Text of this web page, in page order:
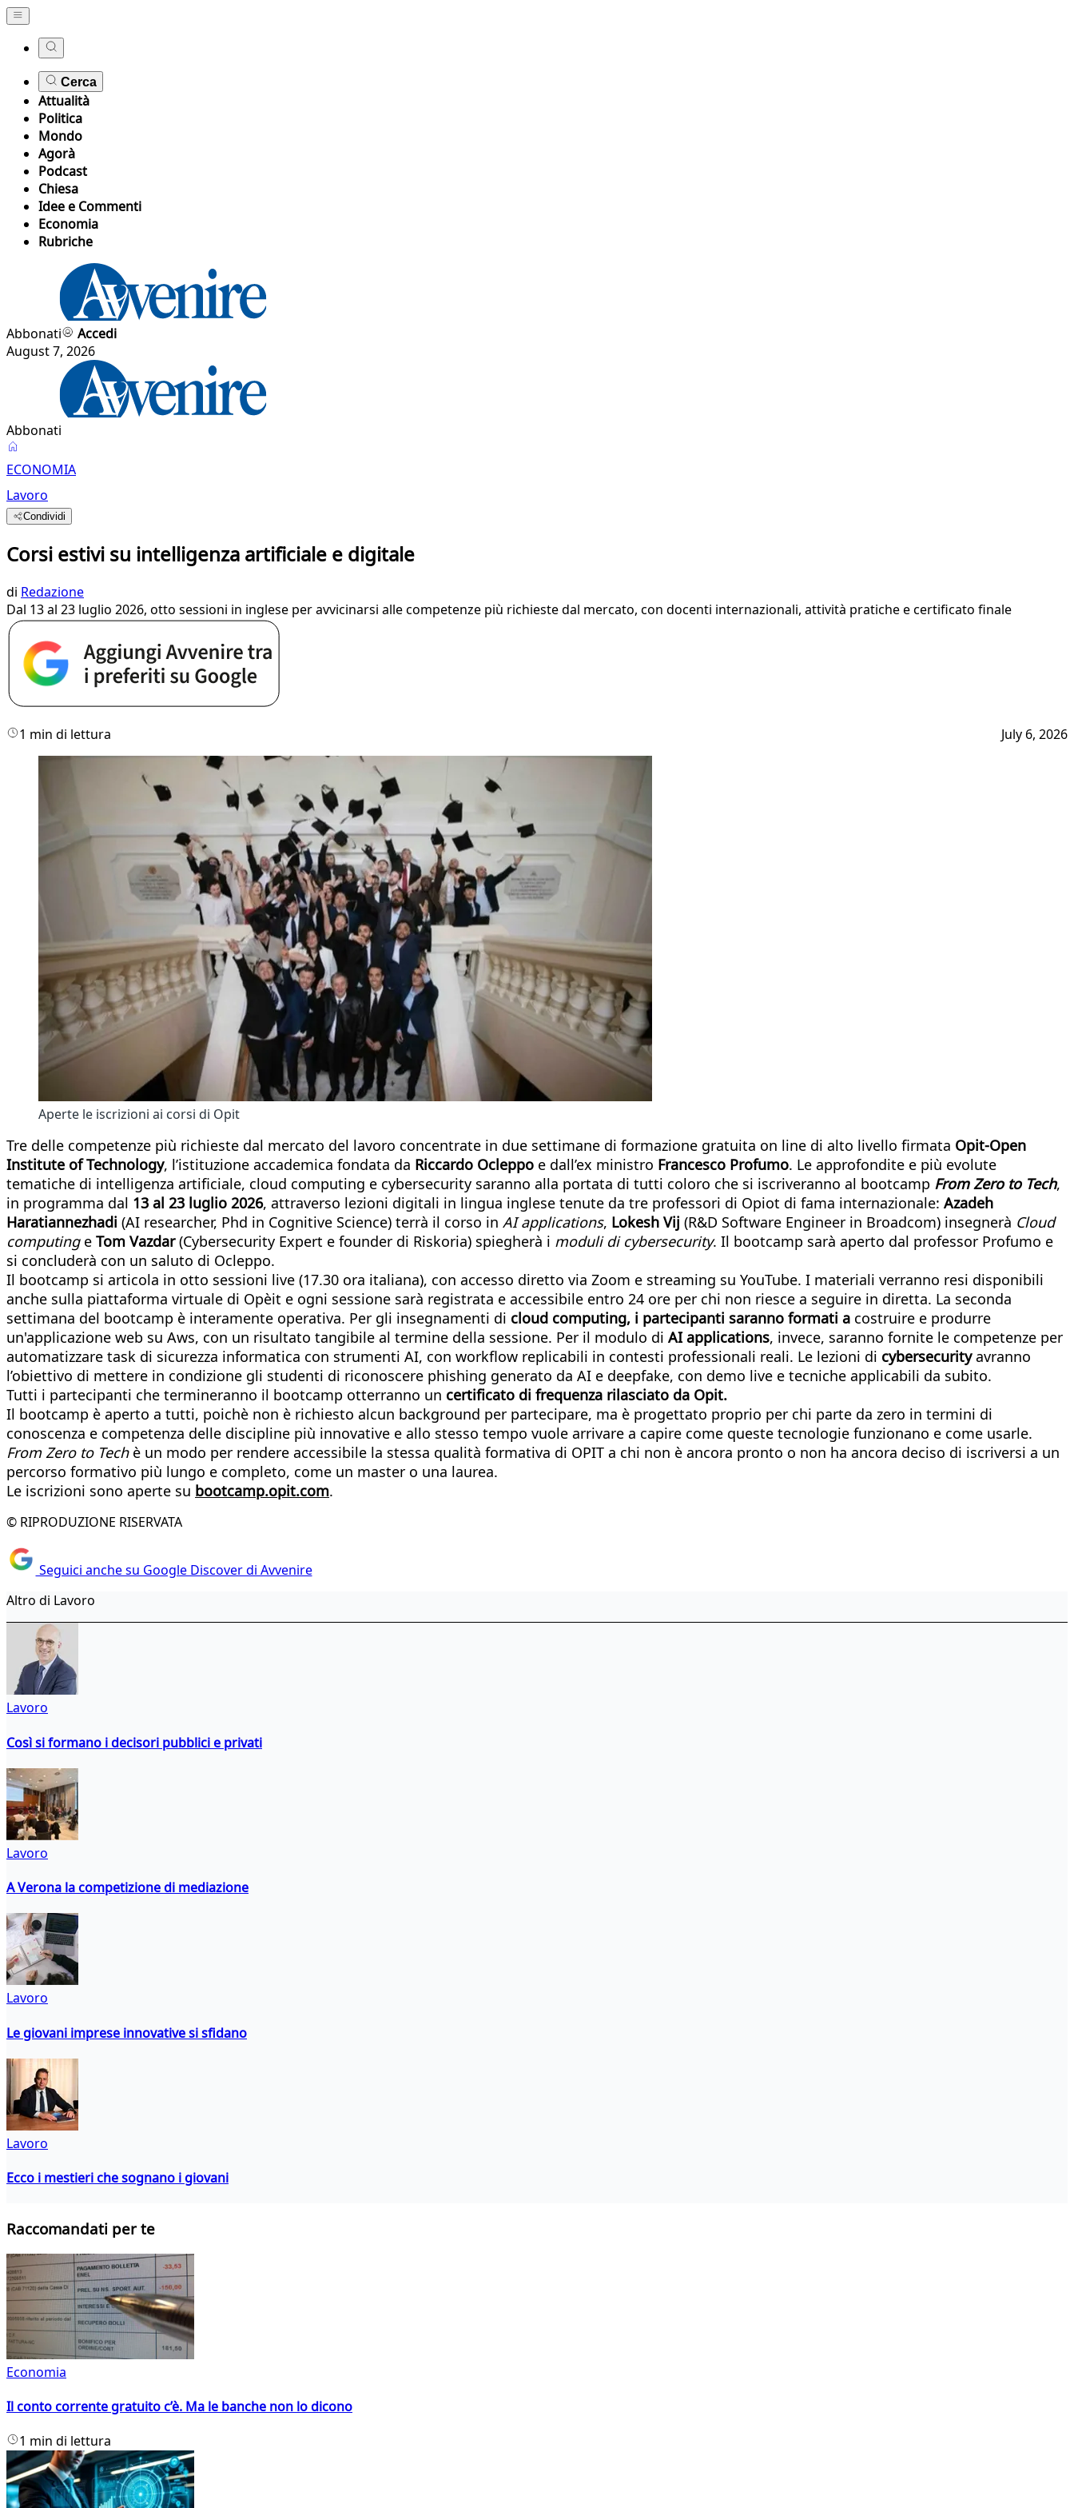
Cerca
Attualità
Politica
Mondo
Agorà
Podcast
Chiesa
Idee e Commenti
Economia
Rubriche
Abbonati
Accedi
August 7, 2026
Abbonati
ECONOMIA
Lavoro
Condividi
Corsi estivi su intelligenza artificiale e digitale
di Redazione
Dal 13 al 23 luglio 2026, otto sessioni in inglese per avvicinarsi alle competenze più richieste dal mercato, con docenti internazionali, attività pratiche e certificato finale
1 min di lettura July 6, 2026
Aperte le iscrizioni ai corsi di Opit
Tre delle competenze più richieste dal mercato del lavoro concentrate in due settimane di formazione gratuita on line di alto livello firmata Opit-Open
Institute of Technology, l’istituzione accademica fondata da Riccardo Ocleppo e dall’ex ministro Francesco Profumo. Le approfondite e più evolute
tematiche di intelligenza artificiale, cloud computing e cybersecurity saranno alla portata di tutti coloro che si iscriveranno al bootcamp From Zero to Tech,
in programma dal 13 al 23 luglio 2026, attraverso lezioni digitali in lingua inglese tenute da tre professori di Opiot di fama internazionale: Azadeh
Haratiannezhadi (AI researcher, Phd in Cognitive Science) terrà il corso in AI applications, Lokesh Vij (R&D Software Engineer in Broadcom) insegnerà Cloud
computinge Tom Vazdar(Cybersecurity Expert e founder di Riskoria) spiegherà i moduli di cybersecurity. Il bootcamp sarà aperto dal professor Profumo e
si concluderà con un saluto di Ocleppo.
Il bootcamp si articola in otto sessioni live (17.30 ora italiana), con accesso diretto via Zoom e streaming su YouTube. I materiali verranno resi disponibili
anche sulla piattaforma virtuale di Opèit e ogni sessione sarà registrata e accessibile entro 24 ore per chi non riesce a seguire in diretta. La seconda
settimana del bootcamp è interamente operativa. Per gli insegnamenti di cloud computing, i partecipanti saranno formati a costruire e produrre
un'applicazione web su Aws, con un risultato tangibile al termine della sessione. Per il modulo di AI applications, invece, saranno fornite le competenze per
automatizzare task di sicurezza informatica con strumenti AI, con workflow replicabili in contesti professionali reali. Le lezioni di cybersecurityavranno
l’obiettivo di mettere in condizione gli studenti di riconoscere phishing generato da AI e deepfake, con demo live e tecniche applicabili da subito.
Tutti i partecipanti che termineranno il bootcamp otterranno un certificato di frequenza rilasciato da Opit.
Il bootcamp è aperto a tutti, poichè non è richiesto alcun background per partecipare, ma è progettato proprio per chi parte da zero in termini di
conoscenza e competenza delle discipline più innovative e allo stesso tempo vuole arrivare a capire come queste tecnologie funzionano e come usarle.
From Zero to Techè un modo per rendere accessibile la stessa qualità formativa di OPIT a chi non è ancora pronto o non ha ancora deciso di iscriversi a un
percorso formativo più lungo e completo, come un master o una laurea.
Le iscrizioni sono aperte su bootcamp.opit.com.
© RIPRODUZIONE RISERVATA
Seguici anche su Google Discover di Avvenire
Altro di Lavoro
Lavoro
Così si formano i decisori pubblici e privati
Lavoro
A Verona la competizione di mediazione
Lavoro
Le giovani imprese innovative si sfidano
Lavoro
Ecco i mestieri che sognano i giovani
Raccomandati per te
Economia
Il conto corrente gratuito c’è. Ma le banche non lo dicono
1 min di lettura